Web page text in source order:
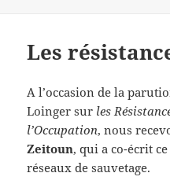
Les
A l’occasion de la
Loinger sur les
l’Occupation, nous
Zeitoun, qui a co-écrit
réseaux de sauvetage.